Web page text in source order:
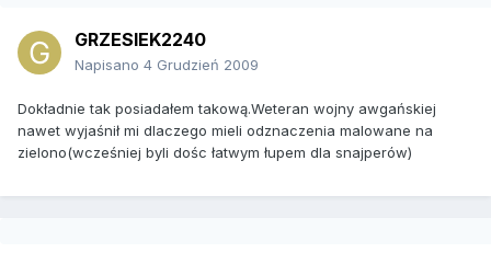
GRZESIEK2240
Napisano 4 Grudzień 2009
Dokładnie tak posiadałem takową.Weteran wojny awgańskiej
nawet wyjaśnił mi dlaczego mieli odznaczenia malowane na
zielono(wcześniej byli dośc łatwym łupem dla snajperów)